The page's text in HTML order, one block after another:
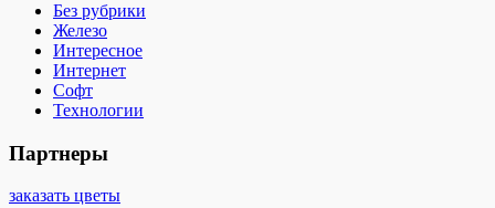
Без рубрики
Железо
Интересное
Интернет
Софт
Технологии
Партнеры
заказать цветы